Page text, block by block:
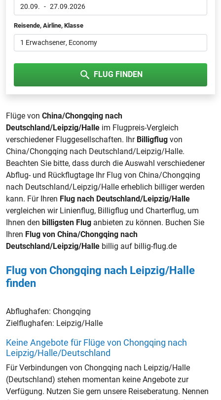
20.09. - 27.09.2026
Reisende, Airline, Klasse
1 Erwachsener, Economy
FLUG FINDEN
Flüge von China/Chongqing nach
Deutschland/Leipzig/Halle im Flugpreis-Vergleich
verschiedener Fluggesellschaften. Ihr Billigflug von
China/Chongqing nach Deutschland/Leipzig/Halle.
Beachten Sie bitte, dass durch die Auswahl verschiedener
Abflug- und Rückflugtage Ihr Flug von China/Chongqing
nach Deutschland/Leipzig/Halle erheblich billiger werden
kann. Für Ihren Flug nach Deutschland/Leipzig/Halle
vergleichen wir Linienflug, Billigflug und Charterflug, um
Ihnen den billigsten Flug anbieten zu können. Buchen Sie
Ihren Flug von China/Chongqing nach
Deutschland/Leipzig/Halle billig auf billig-flug.de
Flug von Chongqing nach Leipzig/Halle
finden
Abflughafen: Chongqing
Zielflughafen: Leipzig/Halle
Keine Angebote für Flüge von Chongqing nach
Leipzig/Halle/Deutschland
Für Verbindungen von Chongqing nach Leipzig/Halle
(Deutschland) stehen momentan keine Angebote zur
Verfügung. Nutzen Sie gern unsere Reiseberatung. Nennen